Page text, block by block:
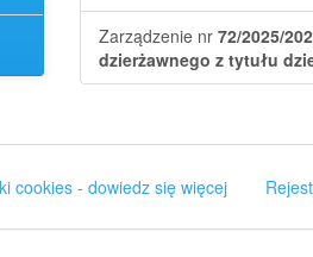
Zarządzenie nr 72/2025/
dzierżawnego z tytułu
cookies - dowiedz się więcej